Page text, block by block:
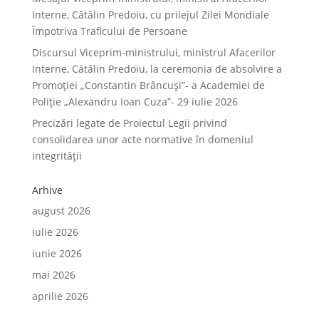
Interne, Cătălin Predoiu, cu prilejul Zilei Mondiale
Împotriva Traficului de Persoane
Discursul Viceprim-ministrului, ministrul Afacerilor
Interne, Cătălin Predoiu, la ceremonia de absolvire a
Promoției „Constantin Brâncuși”- a Academiei de
Poliție „Alexandru Ioan Cuza”- 29 iulie 2026
Precizări legate de Proiectul Legii privind
consolidarea unor acte normative în domeniul
integrității
Arhive
august 2026
iulie 2026
iunie 2026
mai 2026
aprilie 2026